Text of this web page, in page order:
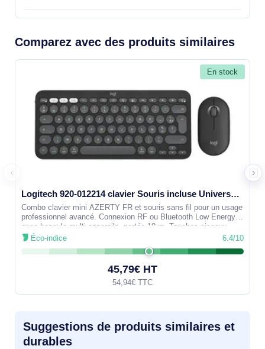
Comparez avec des produits similaires
En stock
Logitech 920-012214 clavier Souris incluse Universel RF sans fil + Bluetooth AZERTY Français Graphit
Combo clavier mini AZERTY FR et souris sans fil pour un usage
professionnel avancé. Connexion RF ou Bluetooth Low Energy
avec bascule multi-appareils, portée 10 m. Touches ciseaux
profil bas à frappe
Éco-indice 6.4/10
45,79€ HT
54,94€ TTC
Suggestions de produits similaires et
durables